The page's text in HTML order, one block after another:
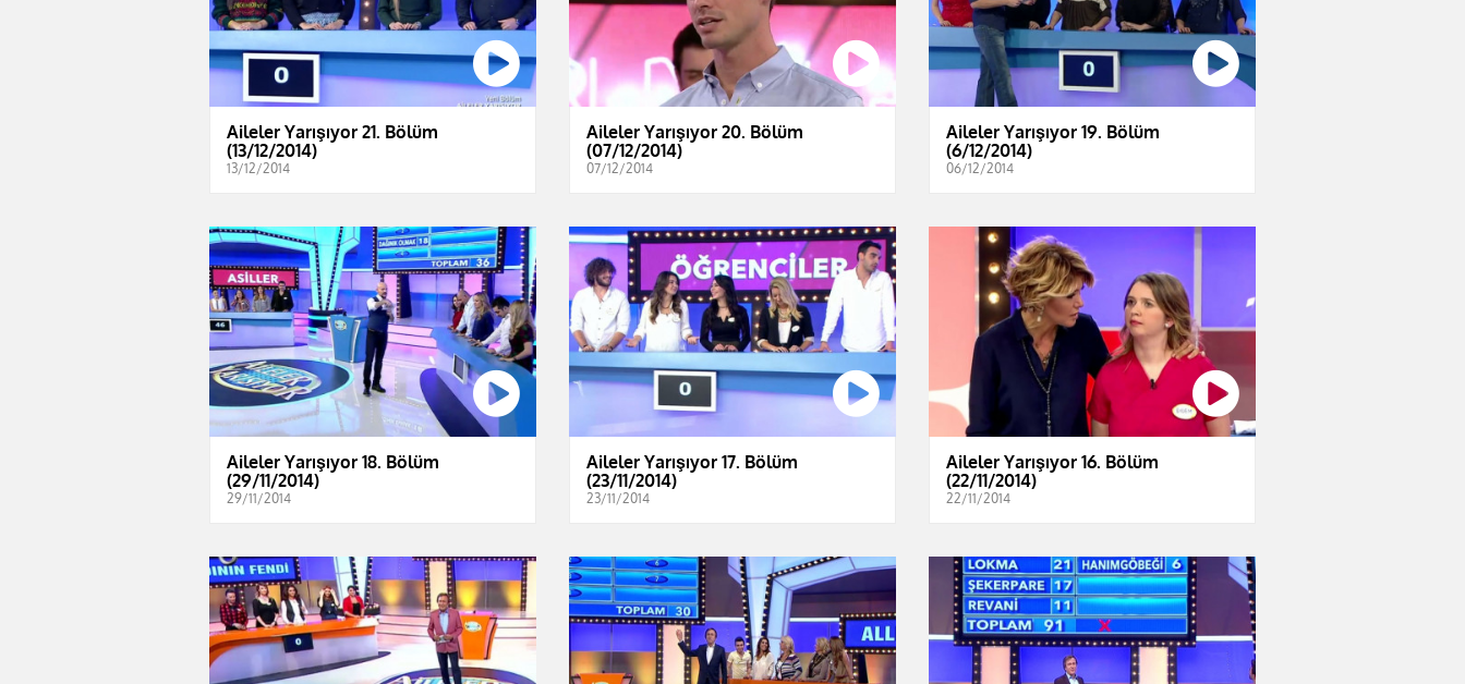
Aileler Yarışıyor 21. Bölüm
(13/12/2014)
13/12/2014
Aileler Yarışıyor 20. Bölüm
(07/12/2014)
07/12/2014
Aileler Yarışıyor 19. Bölüm
(6/12/2014)
06/12/2014
Aileler Yarışıyor 18. Bölüm
(29/11/2014)
29/11/2014
Aileler Yarışıyor 17. Bölüm
(23/11/2014)
23/11/2014
Aileler Yarışıyor 16. Bölüm
(22/11/2014)
22/11/2014